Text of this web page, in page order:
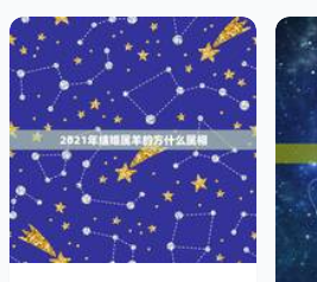
精疲力竭。如果在你的生辰天宫图
或星方位的影响，那么，你的漫不